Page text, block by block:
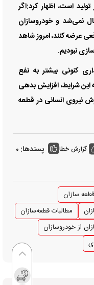
است، اظهار کرد:اگر
نمی‌شد و خودروسازان
عرضه کنند، امروز شاهد
نبودیم.
کنونی بیشتر به نفع
شرایط، افزایش بدهی
نیروی انسانی در قطعه
گزارش خطا پسندها: 0
قطعه سازان
مطالبات قطعه‌سازان
از خودروسازان